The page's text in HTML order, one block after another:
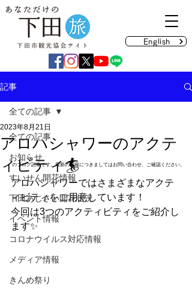
English
記事
全ての記事
お知らせ
すいせん開花情報
下田あじさい開花状況
イベント情報
コロナウイルス対応情報
メディア情報
きんめ祭り
全ての記事
アロハシャワーのアクテ
ィビティ🏄
2023年8月21日
アロハシャワーではさまざまなアクテ
ィビティをご用意しています！
今回は3つのアクティビティをご紹介し
ます✨
のブログ記事です。最新の情報につきましてはお問い合わせ、ご確認ください。